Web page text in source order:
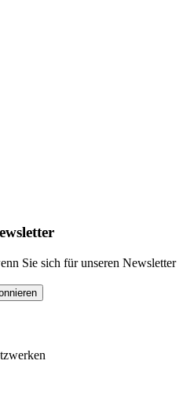
Sie sich für unseren Newsletter